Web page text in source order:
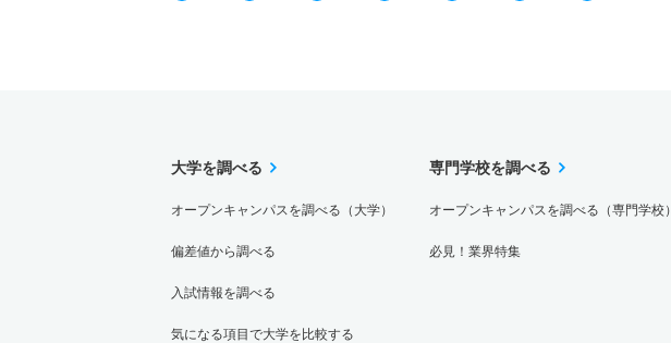
大学を調べる
オープンキャンパスを調べる（大学）
偏差値から調べる
入試情報を調べる
気になる項目で大学を比較する
専門学校を調べる
オープンキャンパスを調べる（専門学校）
必見！業界特集